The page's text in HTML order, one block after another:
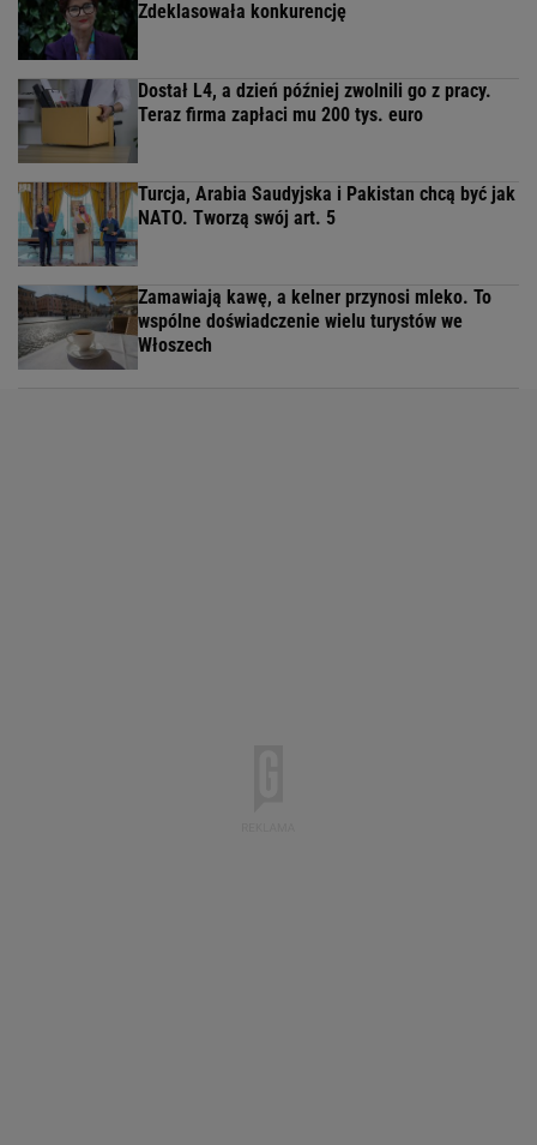
Zdeklasowała konkurencję
Dostał L4, a dzień później zwolnili go z pracy.
Teraz firma zapłaci mu 200 tys. euro
Turcja, Arabia Saudyjska i Pakistan chcą być jak
NATO. Tworzą swój art. 5
Zamawiają kawę, a kelner przynosi mleko. To
wspólne doświadczenie wielu turystów we
Włoszech